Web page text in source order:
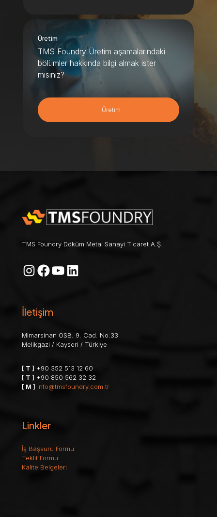
Üretim
TMS Foundry Üretim aşamalarındaki
bölümler hakkında bilgi almak ister
misiniz?
Üretim
TMS Foundry Döküm Metal Sanayi Ticaret A.Ş.
Instagram
Facebook
YouTube
LinkedIn
İletişim
Mimarsinan OSB. 9. Cad. No:33
Melikgazi / Kayseri / Türkiye
[ T ] +90 352 513 12 60
[ T ] +90 850 562 32 32
[ M ] info@tmsfoundry.com.tr
Linkler
İş Başvuru Formu
Teklif Formu
Kalite Belgeleri